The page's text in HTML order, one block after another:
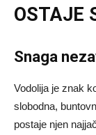
OSTAJE
Snaga
Vodolija je znak
slobodna,
postaje njen